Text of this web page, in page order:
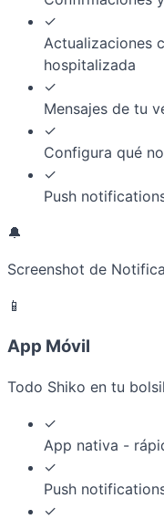
✓
Actualizaciones
hospitalizada
✓
Mensajes de tu
✓
Configura qué
✓
Push
🔔
Screenshot de
📱
App Móvil
Todo Shiko en tu
✓
App nativa -
✓
Push
✓